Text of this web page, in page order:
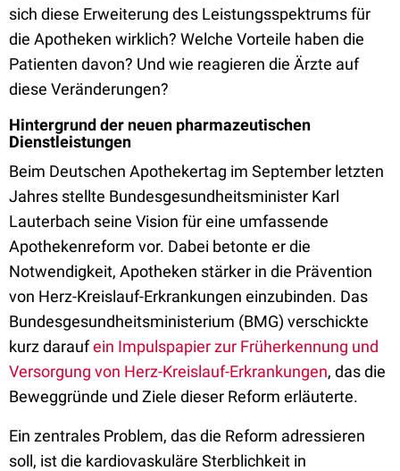
sich diese Erweiterung des Leistungsspektrums für
die Apotheken wirklich? Welche Vorteile haben die
Patienten davon? Und wie reagieren die Ärzte auf
diese Veränderungen?
Hintergrund der neuen pharmazeutischen
Dienstleistungen
Beim Deutschen Apothekertag im September letzten
Jahres stellte Bundesgesundheitsminister Karl
Lauterbach seine Vision für eine umfassende
Apothekenreform vor. Dabei betonte er die
Notwendigkeit, Apotheken stärker in die Prävention
von Herz-Kreislauf-Erkrankungen einzubinden. Das
Bundesgesundheitsministerium (BMG) verschickte
kurz daraufein Impulspapier zur Früherkennung und
Versorgung von Herz-Kreislauf-Erkrankungen, das die
Beweggründe und Ziele dieser Reform erläuterte.
Ein zentrales Problem, das die Reform adressieren
soll, ist die kardiovaskuläre Sterblichkeit in